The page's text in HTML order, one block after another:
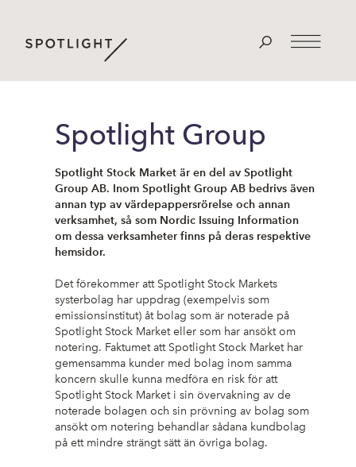
Spotlight Group
Spotlight Stock Market är en del av Spotlight
Group AB. Inom Spotlight Group AB bedrivs även
annan typ av värdepappersrörelse och annan
verksamhet, så som Nordic Issuing Information
om dessa verksamheter finns på deras respektive
hemsidor.
Det förekommer att Spotlight Stock Markets
systerbolag har uppdrag (exempelvis som
emissionsinstitut) åt bolag som är noterade på
Spotlight Stock Market eller som har ansökt om
notering. Faktumet att Spotlight Stock Market har
gemensamma kunder med bolag inom samma
koncern skulle kunna medföra en risk för att
Spotlight Stock Market i sin övervakning av de
noterade bolagen och sin prövning av bolag som
ansökt om notering behandlar sådana kundbolag
på ett mindre strängt sätt än övriga bolag.